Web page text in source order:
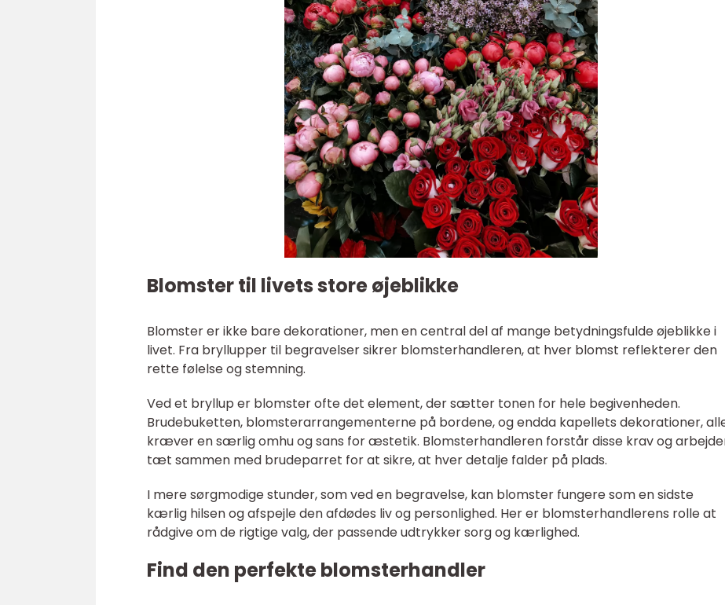
Blomster til livets store øjeblikke
Blomster er ikke bare dekorationer, men en central del af mange betydningsfulde øjeblikke i
livet. Fra bryllupper til begravelser sikrer blomsterhandleren, at hver blomst reflekterer den
rette følelse og stemning.
Ved et bryllup er blomster ofte det element, der sætter tonen for hele begivenheden.
Brudebuketten, blomsterarrangementerne på bordene, og endda kapellets dekorationer,
kræver en særlig omhu og sans for æstetik. Blomsterhandleren forstår disse krav og
tæt sammen med brudeparret for at sikre, at hver detalje falder på plads.
I mere sørgmodige stunder, som ved en begravelse, kan blomster fungere som en sidste
kærlig hilsen og afspejle den afdødes liv og personlighed. Her er blomsterhandlerens rolle at
rådgive om de rigtige valg, der passende udtrykker sorg og kærlighed.
Find den perfekte blomsterhandler